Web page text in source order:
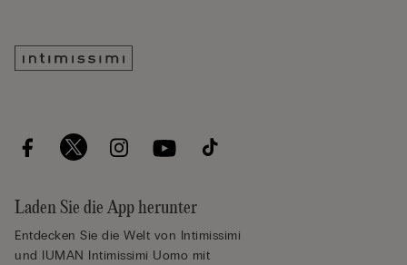
Laden Sie die App herunter
Entdecken Sie die Welt von Intimissimi
und IUMAN Intimissimi Uomo mit